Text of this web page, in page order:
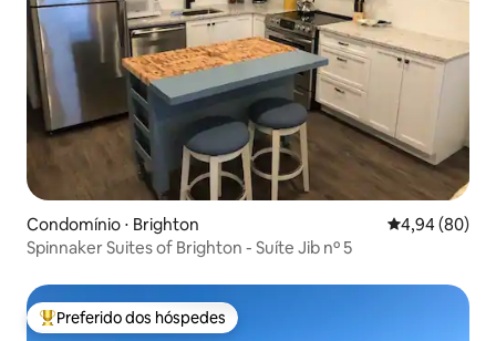
Condomínio ⋅ Brighton 4,94 de uma
4,94 (80)
Spinnaker Suites of Brighton - Suíte Jib nº 5
Entre os melhores preferidos dos hóspedes
Preferido dos hóspedes